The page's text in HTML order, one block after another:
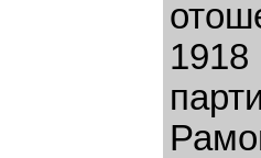
1918